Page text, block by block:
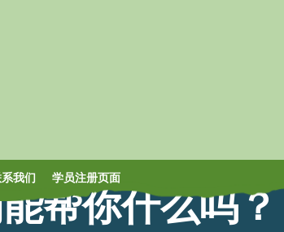
我们 学员注册页面
帮你什么吗？